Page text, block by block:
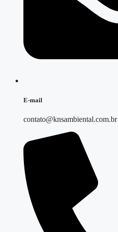
E-mail
contato@knsambiental.com.br